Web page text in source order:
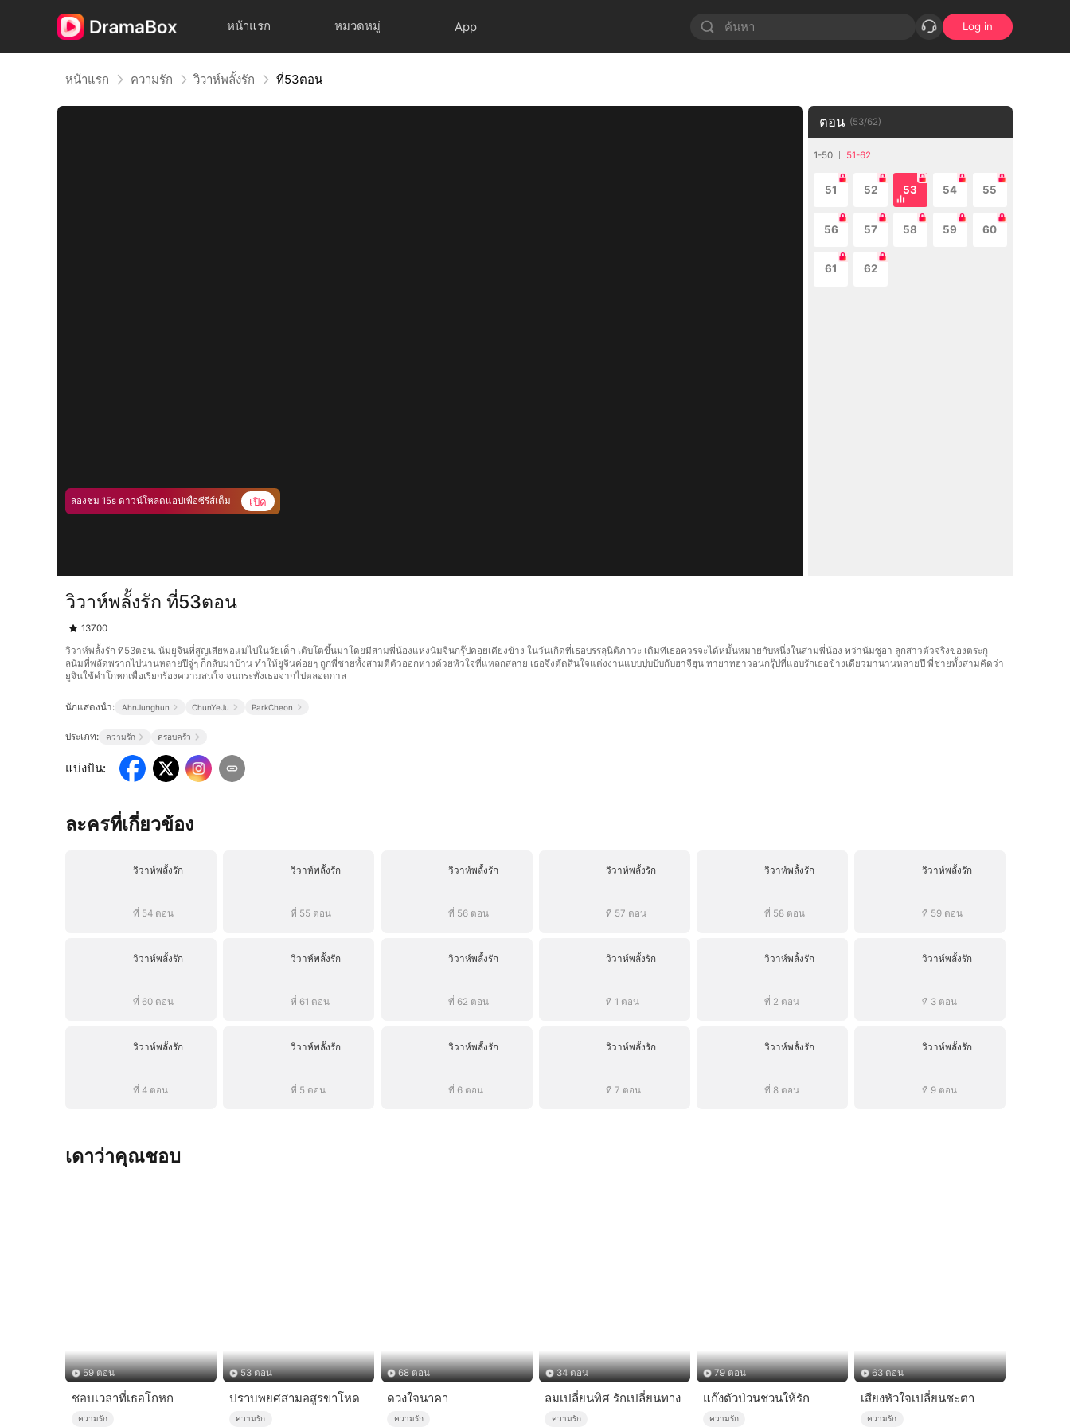
หน้าแรก หมวดหมู่ App Log in
หน้าแรก ความรัก วิวาห์พลั้งรัก ที่53ตอน
ลองชม 15s ดาวน์โหลดแอปเพื่อซีรีส์เต็ม เปิด
ตอน (53/62)
1-50 51-62
51 52 53 54 55
56 57 58 59 60
61 62
วิวาห์พลั้งรัก ที่53ตอน
13700
วิวาห์พลั้งรัก ที่53ตอน. นัมยูจินที่สูญเสียพ่อแม่ไปในวัยเด็ก เติบโตขึ้นมาโดยมีสามพี่น้องแห่งนัมจินกรุ๊ปคอยเคียงข้าง ในวันเกิดที่เธอบรรลุนิติภาวะ เดิมทีเธอควรจะได้หมั้นหมายกับหนึ่งในสามพี่น้อง ทว่านัมซูอา ลูกสาวตัวจริงของตระกู
ลนัมที่พลัดพรากไปนานหลายปีจู่ๆ ก็กลับมาบ้าน ทำให้ยูจินค่อยๆ ถูกพี่ชายทั้งสามตีตัวออกห่างด้วยหัวใจที่แหลกสลาย เธอจึงตัดสินใจแต่งงานแบบปุบปับกับฮาจีฮุน ทายาทฮาวอนกรุ๊ปที่แอบรักเธอข้างเดียวมานานหลายปี พี่ชายทั้งสามคิดว่า
ยูจินใช้คำโกหกเพื่อเรียกร้องความสนใจ จนกระทั่งเธอจากไปตลอดกาล
นักแสดงนำ: AhnJunghun ChunYeJu ParkCheon
ประเภท: ความรัก ครอบครัว
แบ่งปัน:
ละครที่เกี่ยวข้อง
วิวาห์พลั้งรัก
ที่ 54 ตอน
วิวาห์พลั้งรัก
ที่ 55 ตอน
วิวาห์พลั้งรัก
ที่ 56 ตอน
วิวาห์พลั้งรัก
ที่ 57 ตอน
วิวาห์พลั้งรัก
ที่ 58 ตอน
วิวาห์พลั้งรัก
ที่ 59 ตอน
วิวาห์พลั้งรัก
ที่ 60 ตอน
วิวาห์พลั้งรัก
ที่ 61 ตอน
วิวาห์พลั้งรัก
ที่ 62 ตอน
วิวาห์พลั้งรัก
ที่ 1 ตอน
วิวาห์พลั้งรัก
ที่ 2 ตอน
วิวาห์พลั้งรัก
ที่ 3 ตอน
วิวาห์พลั้งรัก
ที่ 4 ตอน
วิวาห์พลั้งรัก
ที่ 5 ตอน
วิวาห์พลั้งรัก
ที่ 6 ตอน
วิวาห์พลั้งรัก
ที่ 7 ตอน
วิวาห์พลั้งรัก
ที่ 8 ตอน
วิวาห์พลั้งรัก
ที่ 9 ตอน
เดาว่าคุณชอบ
59 ตอน
ชอบเวลาที่เธอโกหก
ความรัก
53 ตอน
ปราบพยศสามอสูรขาโหด
ความรัก
68 ตอน
ดวงใจนาคา
ความรัก
34 ตอน
ลมเปลี่ยนทิศ รักเปลี่ยนทาง
ความรัก
79 ตอน
แก๊งตัวป่วนชวนให้รัก
ความรัก
63 ตอน
เสียงหัวใจเปลี่ยนชะตา
ความรัก